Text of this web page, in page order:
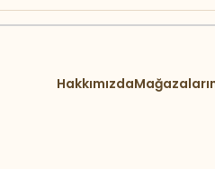
Hakkımızda